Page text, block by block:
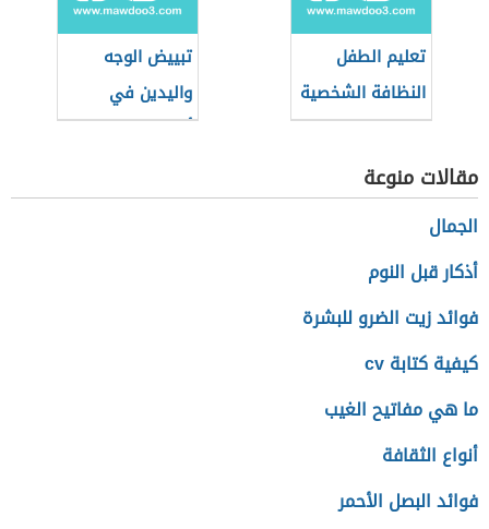
تعليم الطفل
النظافة الشخصية
والاهتمام بنفسه
تبييض الوجه
واليدين في
أسبوع
مقالات منوعة
الجمال
أذكار قبل النوم
فوائد زيت الضرو للبشرة
كيفية كتابة cv
ما هي مفاتيح الغيب
أنواع الثقافة
فوائد البصل الأحمر